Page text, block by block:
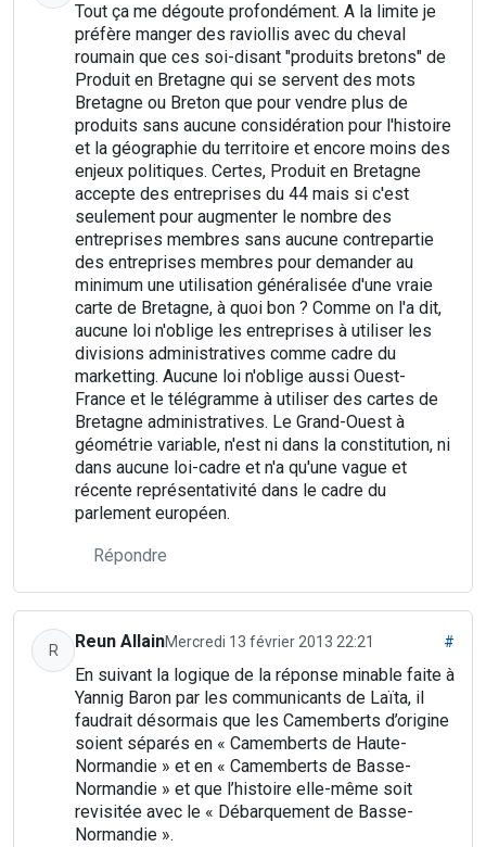
Tout ça me dégoute profondément. A la limite je
préfère manger des raviollis avec du cheval
roumain que ces soi-disant "produits bretons" de
Produit en Bretagne qui se servent des mots
Bretagne ou Breton que pour vendre plus de
produits sans aucune considération pour l'histoire
et la géographie du territoire et encore moins des
enjeux politiques. Certes, Produit en Bretagne
accepte des entreprises du 44 mais si c'est
seulement pour augmenter le nombre des
entreprises membres sans aucune contrepartie
des entreprises membres pour demander au
minimum une utilisation généralisée d'une vraie
carte de Bretagne, à quoi bon ? Comme on l'a dit,
aucune loi n'oblige les entreprises à utiliser les
divisions administratives comme cadre du
marketting. Aucune loi n'oblige aussi Ouest-
France et le télégramme à utiliser des cartes de
Bretagne administratives. Le Grand-Ouest à
géométrie variable, n'est ni dans la constitution, ni
dans aucune loi-cadre et n'a qu'une vague et
récente représentativité dans le cadre du
parlement européen.
Répondre
R Reun AllainMercredi 13 février 2013 22:21 #
En suivant la logique de la réponse minable faite à
Yannig Baron par les communicants de Laïta, il
faudrait désormais que les Camemberts d’origine
soient séparés en « Camemberts de Haute-
Normandie » et en « Camemberts de Basse-
Normandie » et que l’histoire elle-même soit
revisitée avec le « Débarquement de Basse-
Normandie ».